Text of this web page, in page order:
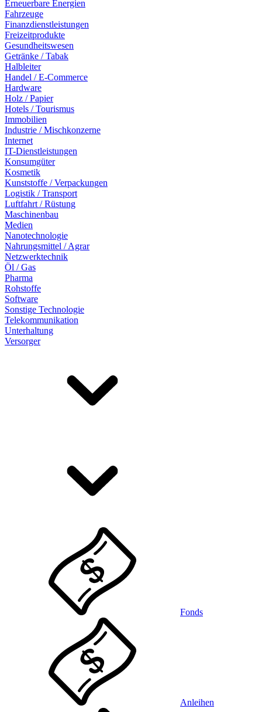
Erneuerbare Energien
Fahrzeuge
Finanzdienstleistungen
Freizeitprodukte
Gesundheitswesen
Getränke / Tabak
Halbleiter
Handel / E-Commerce
Hardware
Holz / Papier
Hotels / Tourismus
Immobilien
Industrie / Mischkonzerne
Internet
IT-Dienstleistungen
Konsumgüter
Kosmetik
Kunststoffe / Verpackungen
Logistik / Transport
Luftfahrt / Rüstung
Maschinenbau
Medien
Nanotechnologie
Nahrungsmittel / Agrar
Netzwerktechnik
Öl / Gas
Pharma
Rohstoffe
Software
Sonstige Technologie
Telekommunikation
Unterhaltung
Versorger
Fonds
Anleihen